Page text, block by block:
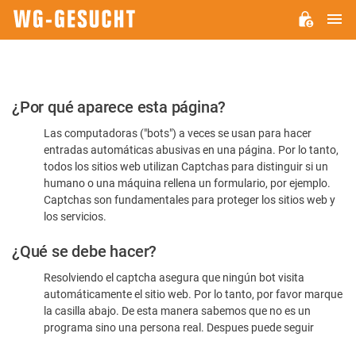
Por
favor,
confirme
humano
¿Por qué aparece esta página?
Las computadoras ("bots") a veces se usan para hacer
entradas automáticas abusivas en una página. Por lo tanto,
todos los sitios web utilizan Captchas para distinguir si un
humano o una máquina rellena un formulario, por ejemplo.
Captchas son fundamentales para proteger los sitios web y
los servicios.
¿Qué se debe hacer?
Resolviendo el captcha asegura que ningún bot visita
automáticamente el sitio web. Por lo tanto, por favor marque
la casilla abajo. De esta manera sabemos que no es un
programa sino una persona real. Despues puede seguir